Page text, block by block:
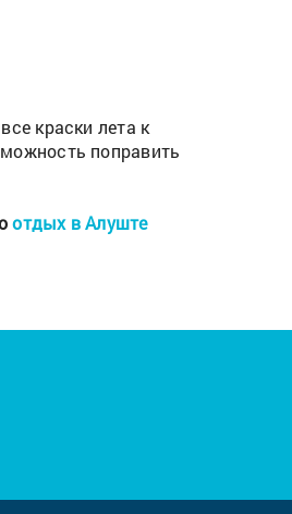
краски лета к
поправить
отдых в Алуште